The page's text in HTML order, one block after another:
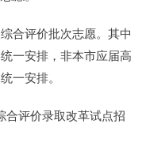
评价批次志愿。其中
一安排，非本市应届高
一安排。
评价录取改革试点招